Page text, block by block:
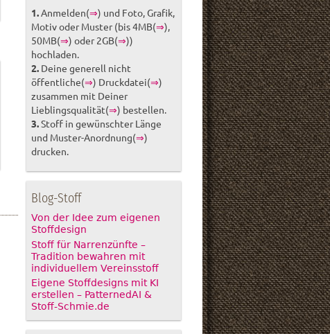
1.Anmelden(⇒) und Foto, Grafik,
Motiv oder Muster (bis 4MB(⇒),
50MB(⇒) oder 2GB(⇒))
hochladen.
2. Deine generell nicht
öffentliche(⇒) Druckdatei(⇒)
zusammen mit Deiner
Lieblingsqualität(⇒) bestellen.
3.Stoff in gewünschter Länge
und Muster-Anordnung(⇒)
drucken.
Blog-Stoff
Von der Idee zum eigenen
Stoffdesign
Stoff für Narrenzünfte –
Tradition bewahren mit
individuellem Vereinsstoff
Eigene Stoffdesigns mit KI
erstellen – PatternedAI &
Stoff-Schmie.de